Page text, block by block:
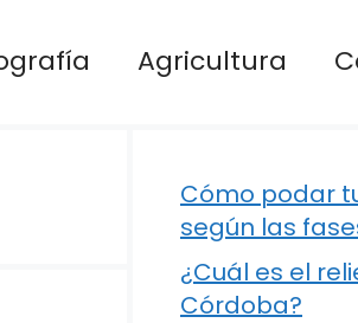
Agricultura
Cómo podar
según las
¿Cuál es el
Córdoba?